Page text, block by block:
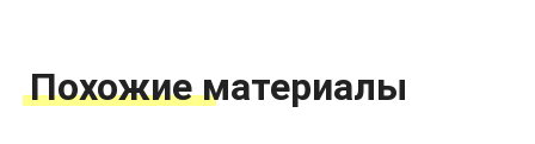
Похожие материалы